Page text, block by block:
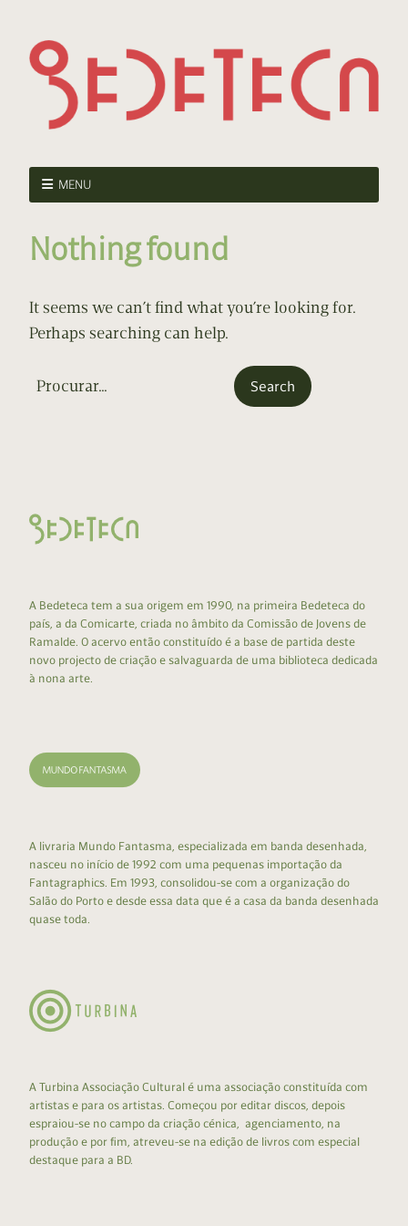
MENU
Nothing found
It seems we can’t find what you’re looking for.
Perhaps searching can help.
A Bedeteca tem a sua origem em 1990, na primeira Bedeteca do
país, a da Comicarte, criada no âmbito da Comissão de Jovens de
Ramalde. O acervo então constituído é a base de partida deste
novo projecto de criação e salvaguarda de uma biblioteca dedicada
à nona arte.
A livraria Mundo Fantasma, especializada em banda desenhada,
nasceu no início de 1992 com uma pequenas importação da
Fantagraphics. Em 1993, consolidou-se com a organização do
Salão do Porto e desde essa data que é a casa da banda desenhada
quase toda.
A Turbina Associação Cultural é uma associação constituída com
artistas e para os artistas. Começou por editar discos, depois
espraiou-se no campo da criação cénica, agenciamento, na
produção e por fim, atreveu-se na edição de livros com especial
destaque para a BD.